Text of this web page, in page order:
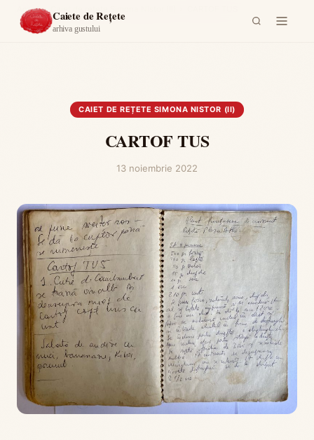
Caiete de Rețete
arhiva gustului
Acasă ›
CAIET DE REȚETE SIMONA NISTOR (II)
CARTOF TUS
13 noiembrie 2022